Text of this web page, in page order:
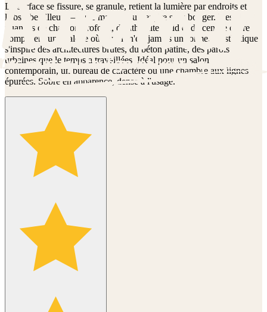
La surface se fissure, se granule, retient la lumière par endroits et
l'absorbe ailleurs — une matière qui respire sans bouger. Des
nuances de charbon profond, d'anthracite froid et de cendre claire
composent une palette où le noir n'est jamais uniforme. L'esthétique
s'inspire des architectures brutes, du béton patiné, des parois
urbaines que le temps a travaillées. Idéal pour un salon
contemporain, un bureau de caractère ou une chambre aux lignes
épurées. Sobre en apparence, dense à l'usage.